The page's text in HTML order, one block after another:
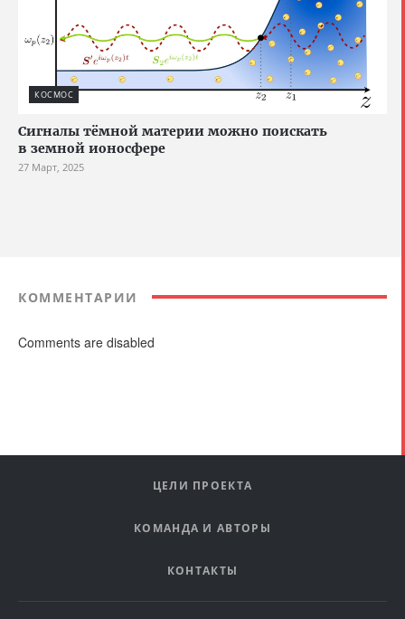
КОСМОС
Сигналы тёмной материи можно поискать
в земной ионосфере
27 Март, 2025
КОММЕНТАРИИ
Comments are disabled
ЦЕЛИ ПРОЕКТА
КОМАНДА И АВТОРЫ
КОНТАКТЫ